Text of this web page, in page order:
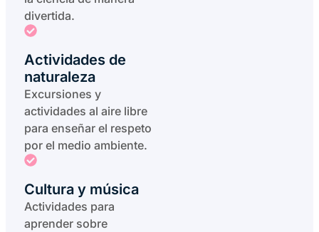
divertida.
Actividades de
naturaleza
Excursiones y
actividades al aire libre
para enseñar el respeto
por el medio ambiente.
Cultura y música
Actividades para
aprender sobre